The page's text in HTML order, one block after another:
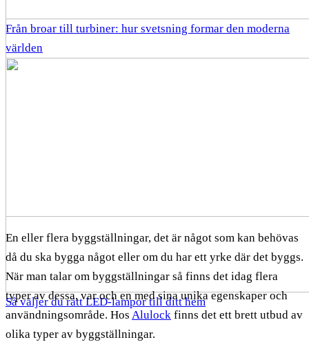
Från broar till turbiner: hur svetsning formar den moderna
världen
Så väljer du rätt LED-lampor till ditt hem
En eller flera byggställningar, det är något som kan behövas
då du ska bygga något eller om du har ett yrke där det byggs.
När man talar om byggställningar så finns det idag flera
typer av dessa, var och en med sina unika egenskaper och
användningsområde. Hos Alulock finns det ett brett utbud av
olika typer av byggställningar.